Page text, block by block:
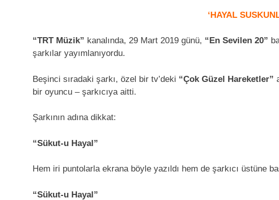
‘HAYAL
“TRT Müzik” kanalında, 29 Mart 2019 günü, “En Sevilen 20”
şarkılar yayımlanıyordu.
Beşinci sıradaki şarkı, özel bir tv’deki “Çok Güzel Hareketler”
bir oyuncu – şarkıcıya aitti.
Şarkının adına dikkat:
“Sükut-u Hayal”
Hem iri puntolarla ekrana böyle yazıldı hem de şarkıcı üstüne
“Sükut-u Hayal”